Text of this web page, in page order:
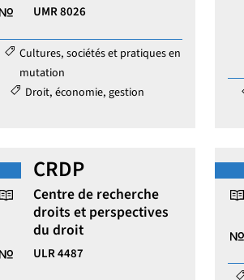
Identifiant de la structure de recherche :
UMR 8026
Catégories :
Cultures, sociétés et pratiques en
mutation
Droit, économie, gestion
CRDP
Centre de recherche
droits et perspectives
du droit
Identifiant de la structure de recherche :
ULR 4487